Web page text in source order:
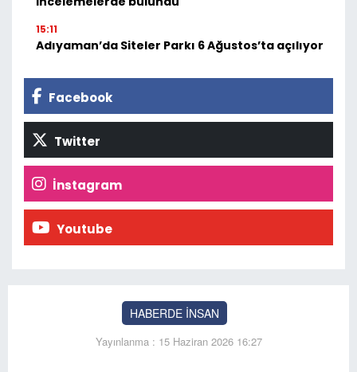
15:11
Adıyaman’da Siteler Parkı 6 Ağustos’ta açılıyor
Facebook
Twitter
İnstagram
Youtube
HABERDE İNSAN
Yayınlanma : 15 Haziran 2026 16:27